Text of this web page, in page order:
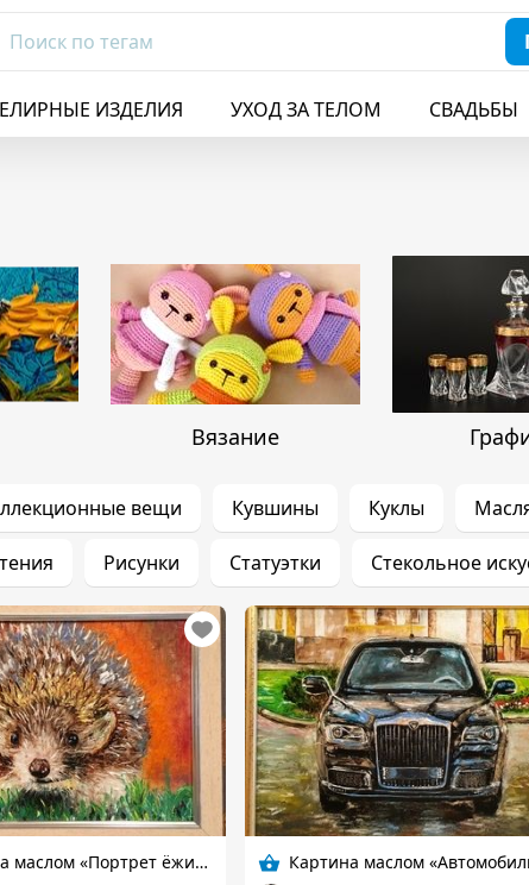
Поиск по тегам
ИЗДЕЛИЯ УХОД ЗА ТЕЛОМ СВАДЬБЫ
Вязание
вещи Кувшины Куклы
Рисунки Статуэтки Стекольное
Картина маслом «Портрет ёжика»